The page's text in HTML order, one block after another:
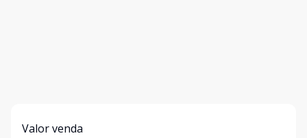
Valor venda